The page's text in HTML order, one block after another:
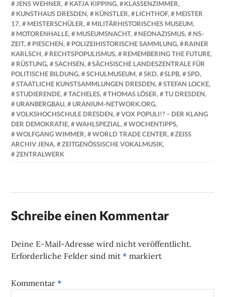
JENS WEHNER, KATJA KIPPING, KLASSENZIMMER,
KUNSTHAUS DRESDEN, KÜNSTLER, LICHTHOF,
MEISTER
17, MEISTERSCHÜLER, MILITÄRHISTORISCHES MUSEUM,
MOTORENHALLE, MUSEUMSNACHT, NEONAZISMUS,
NS-
ZEIT, PIESCHEN, POLIZEIHISTORISCHE SAMMLUNG,
RAINER
KARLSCH, RECHTSPOPULISMUS, REMEMBERING THE FUTURE,
RÜSTUNG, SACHSEN,
SÄCHSISCHE LANDESZENTRALE FÜR
POLITISCHE BILDUNG, SCHULMUSEUM, SKD, SLPB, SPD,
STAATLICHE KUNSTSAMMLUNGEN DRESDEN, STEFAN LOCKE,
STUDIERENDE, TACHELES, THOMAS LÖSER, TU DRESDEN,
URANBERGBAU, URANIUM-NETWORK.ORG,
VOLKSHOCHSCHULE DRESDEN,
VOX POPULI!? – DER KLANG
DER DEMOKRATIE, WAHLSPEZIAL, WOCHENTIPPS,
WOLFGANG WIMMER, WORLD TRADE CENTER,
ZEISS
ARCHIV JENA, ZEITGENÖSSISCHE VOKALMUSIK,
ZENTRALWERK
Schreibe einen Kommentar
Deine E-Mail-Adresse wird nicht veröffentlicht.
Erforderliche Felder sind mit* markiert
Kommentar*